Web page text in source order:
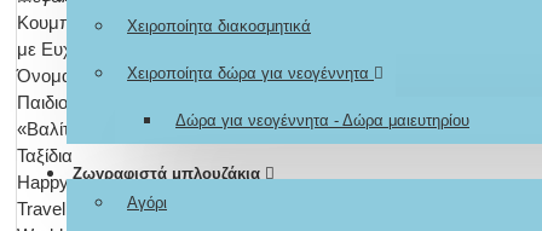
Χειροποίητα διακοσμητικά
Χειροποίητα δώρα για νεογέννητα
Δώρα για νεογέννητα - Δώρα μαιευτηρίου
Ζωγραφιστά μπλουζάκια
Αγόρι